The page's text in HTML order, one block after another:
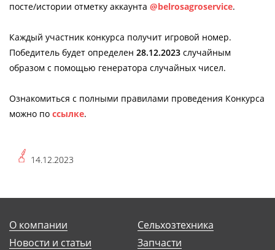
посте/истории отметку аккаунта @belrosagroservice.
Каждый участник конкурса получит игровой номер.
Победитель будет определен 28.12.2023 случайным
образом с помощью генератора случайных чисел.
Ознакомиться с полными правилами проведения Конкурса
можно по ссылке.
14.12.2023
О компании
Новости и статьи
Сельхозтехника
Запчасти